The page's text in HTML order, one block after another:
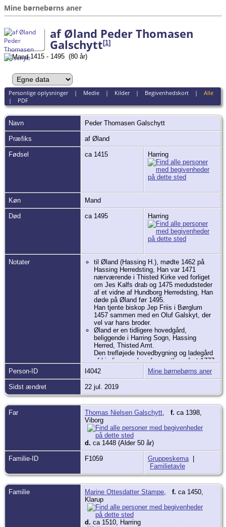
Mine børnebørns aner
af Øland Peder Thomasen
Galschytt [1]
1415 - 1495 (80 år)
Personlige oplysninger| Medie| Kilder| Begivenhedskort| Alle
| PDF
Navn Peder Thomasen Galschytt
Præfiks af Øland
Fødsel ca 1415 Harring
Køn Mand
Død ca 1495 Harring
Notater
til Øland (Hassing H.), mødte 1462 på
Hassing Herredsting, Han var 1471
nærværende i Thisted Kirke ved forliget
om Jes Kalfs drab og 1475 medudsteder
af et vidne af Hundborg Herredsting, Han
døde på Øland før 1495.
Han tjente biskop Jep Friis i Børglum
1457 sammen med en Oluf Galskyt, der
vel var hans broder.
Øland er en tidligere hovedgård,
beliggende i Harring Sogn, Hassing
Herred, Thisted Amt.
Den trefløjede hovedbygning og ladegård
af bindingsværk er formentlig opført 1777-
1780. Ladebygningen blev genopført i
1851 efter en brand. I 1867 blev
hovedbygningen gennemgribende
ombygget, og blev endeligt nedrevet i
august 2015. Tæt ved gården er et lille
middelalderligt voldsted.
Øland tilhørte i 1300-tallet slægten Glob.
Poul Glob, der i perioden 1348 til 1365
skrives til gården, kendes som en af
stormændene, der deltog i det jyske oprør
mod grev Gert (1292-1340). Grev Gert var
hertug i Holsten og havde både Fyn og
Jylland i pant af kongemagten. Efter at
grev Gert blev dræbt af Niels Ebbesen i
1340, holdt Poul Glob sig på Valdemar
Atterdags (1320-1375) side. Men i 1357-
1358 hævdede en gruppe jyske
stormænd igen deres selvstændighed og
gjorde oprør mod Valdemar Atterdag,
blandt dem Poul Glob. Som straf herfor
måtte han 1365 afstå Øland til Kronen.
Person-ID I4042 Mine børnebørns aner
Sidst ændret 22 jul. 2019
Far Thomas Nielsen Galschytt, f. ca 1398,
Viborg
d. ca 1448 (Alder 50 år)
Familie-ID F1059 Gruppeskema|
Familietavle
Familie Marine Ottesdatter Stampe, f. ca 1450,
Klarup
d. ca 1510, Harring